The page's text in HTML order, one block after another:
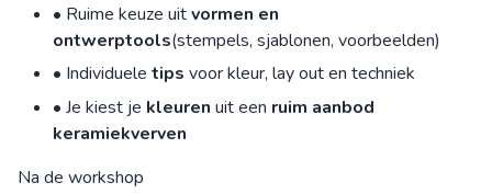
• Ruime keuze uitvormen en
ontwerptools(stempels, sjablonen, voorbeelden)
• Individuele tips voor kleur, lay out en techniek
• Je kiest je kleuren uit een ruim aanbod
keramiekverven
Na de workshop